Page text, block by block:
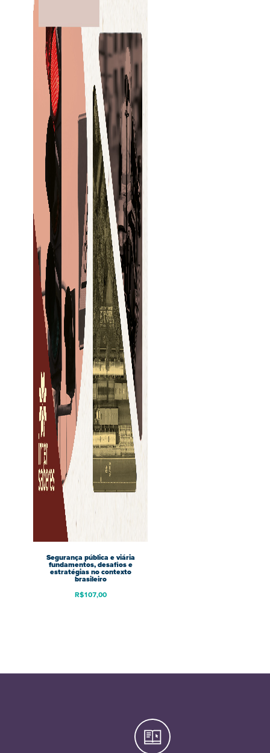
Segurança pública e viária
fundamentos, desafios e
estratégias no contexto
brasileiro
R$107,00